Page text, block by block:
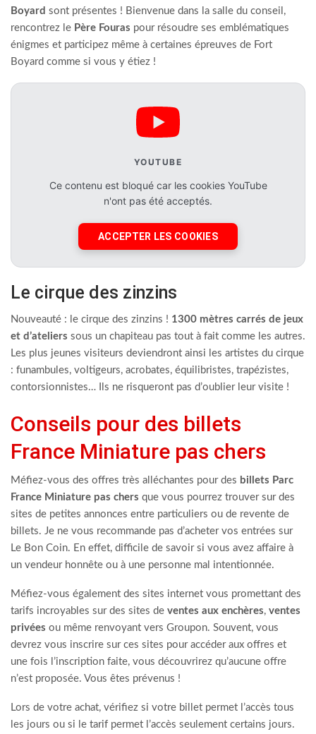
Boyard sont présentes ! Bienvenue dans la salle du conseil,
rencontrez le Père Fouras pour résoudre ses emblématiques
énigmes et participez même à certaines épreuves de Fort
Boyard comme si vous y étiez !
YOUTUBE
Ce contenu est bloqué car les cookies YouTube
n'ont pas été acceptés.
ACCEPTER LES COOKIES
Le cirque des zinzins
Nouveauté : le cirque des zinzins ! 1300 mètres carrés de jeux
et d’ateliers sous un chapiteau pas tout à fait comme les autres.
Les plus jeunes visiteurs deviendront ainsi les artistes du cirque
: funambules, voltigeurs, acrobates, équilibristes, trapézistes,
contorsionnistes… Ils ne risqueront pas d’oublier leur visite !
Conseils pour des billets
France Miniature pas chers
Méfiez-vous des offres très alléchantes pour des billets Parc
France Miniature pas chers que vous pourrez trouver sur des
sites de petites annonces entre particuliers ou de revente de
billets. Je ne vous recommande pas d’acheter vos entrées sur
Le Bon Coin. En effet, difficile de savoir si vous avez affaire à
un vendeur honnête ou à une personne mal intentionnée.
Méfiez-vous également des sites internet vous promettant des
tarifs incroyables sur des sites de ventes aux enchères, ventes
privées ou même renvoyant vers Groupon. Souvent, vous
devrez vous inscrire sur ces sites pour accéder aux offres et
une fois l’inscription faite, vous découvrirez qu’aucune offre
n’est proposée. Vous êtes prévenus !
Lors de votre achat, vérifiez si votre billet permet l’accès tous
les jours ou si le tarif permet l’accès seulement certains jours.